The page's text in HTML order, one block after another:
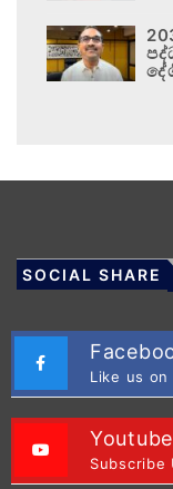
SOCIAL SHARE
Like us on
Youtube
Subscribe